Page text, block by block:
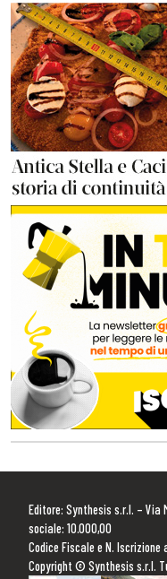
Editore: Synthesis s.r.l. – Via
sociale: 10.000,00
Codice Fiscale e N. Iscrizione
Copyright © Synthesis s.r.l.